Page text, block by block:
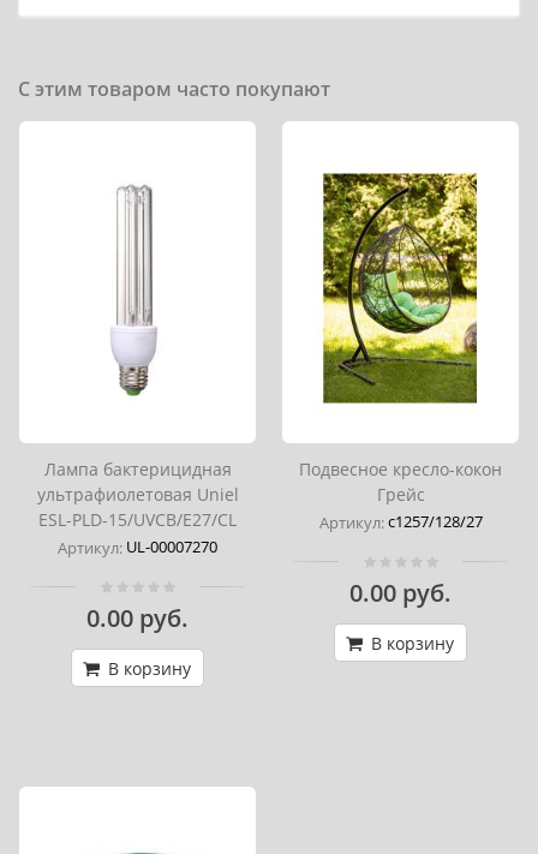
С этим товаром часто покупают
Лампа бактерицидная
ультрафиолетовая Uniel
ESL-PLD-15/UVCB/E27/CL
Артикул: UL-00007270
0.00 руб.
В корзину
Подвесное кресло-кокон
Грейс
Артикул:с1257/128/27
0.00 руб.
В корзину